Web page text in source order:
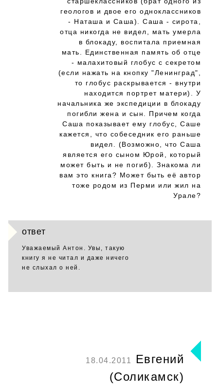
геологов и двое его одноклассников
- Наташа и Саша). Саша - сирота,
отца никогда не видел, мать умерла
в блокаду, воспитала приемная
мать. Единственная память об отце
- малахитовый глобус с секретом
(если нажать на кнопку "Ленинград",
то глобус раскрывается - внутри
находится портрет матери). У
начальника же экспедиции в блокаду
погибли жена и сын. Причем когда
Саша показывает ему глобус, Саше
кажется, что собеседник его раньше
видел. (Возможно, что Саша
является его сыном Юрой, который
может быть и не погиб). Знакома ли
вам это книга? Может быть её автор
тоже родом из Перми или жил на
Урале?
ответ
Уважаемый Антон. Увы, такую
книгу я не читал и даже ничего
не слыхал о ней.
18.04.2011
Евгений
(Соликамск)